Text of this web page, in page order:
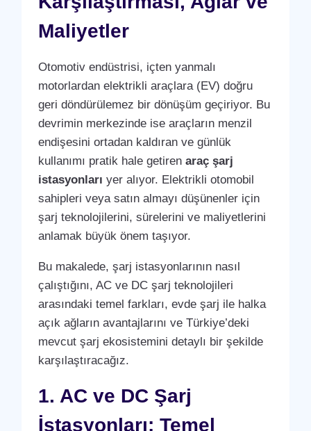
Maliyetler
Otomotiv endüstrisi, içten yanmalı
motorlardan elektrikli araçlara (EV) doğru
geri döndürülemez bir dönüşüm geçiriyor. Bu
devrimin merkezinde ise araçların menzil
endişesini ortadan kaldıran ve günlük
kullanımı pratik hale getiren araç şarj
istasyonları yer alıyor. Elektrikli otomobil
sahipleri veya satın almayı düşünenler için
şarj teknolojilerini, sürelerini ve maliyetlerini
anlamak büyük önem taşıyor.
Bu makalede, şarj istasyonlarının nasıl
çalıştığını, AC ve DC şarj teknolojileri
arasındaki temel farkları, evde şarj ile halka
açık ağların avantajlarını ve Türkiye’deki
mevcut şarj ekosistemini detaylı bir şekilde
karşılaştıracağız.
1. AC ve DC Şarj
İstasyonları: Temel